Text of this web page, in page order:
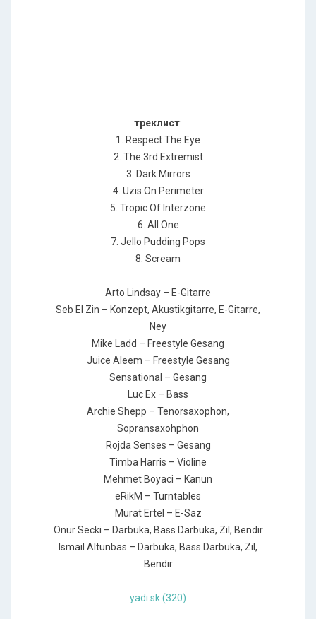
треклист:
1. Respect The Eye
2. The 3rd Extremist
3. Dark Mirrors
4. Uzis On Perimeter
5. Tropic Of Interzone
6. All One
7. Jello Pudding Pops
8. Scream
Arto Lindsay – E-Gitarre
Seb El Zin – Konzept, Akustikgitarre, E-Gitarre,
Ney
Mike Ladd – Freestyle Gesang
Juice Aleem – Freestyle Gesang
Sensational – Gesang
Luc Ex – Bass
Archie Shepp – Tenorsaxophon,
Sopransaxohphon
Rojda Senses – Gesang
Timba Harris – Violine
Mehmet Boyaci – Kanun
eRikM – Turntables
Murat Ertel – E-Saz
Onur Secki – Darbuka, Bass Darbuka, Zil, Bendir
Ismail Altunbas – Darbuka, Bass Darbuka, Zil,
Bendir
yadi.sk (320)